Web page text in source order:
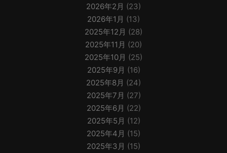
2026年2月 (23)
2026年1月 (13)
2025年12月 (28)
2025年11月 (20)
2025年10月 (25)
2025年9月 (16)
2025年8月 (24)
2025年7月 (27)
2025年6月 (22)
2025年5月 (12)
2025年4月 (15)
2025年3月 (15)